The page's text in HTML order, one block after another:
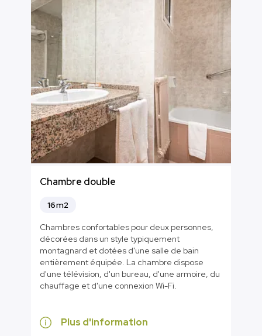
Chambre double
16m2
Chambres confortables pour deux personnes,
décorées dans un style typiquement
montagnard et dotées d'une salle de bain
entièrement équipée. La chambre dispose
d'une télévision, d'un bureau, d'une armoire, du
chauffage et d'une connexion Wi-Fi.
Plus d'information